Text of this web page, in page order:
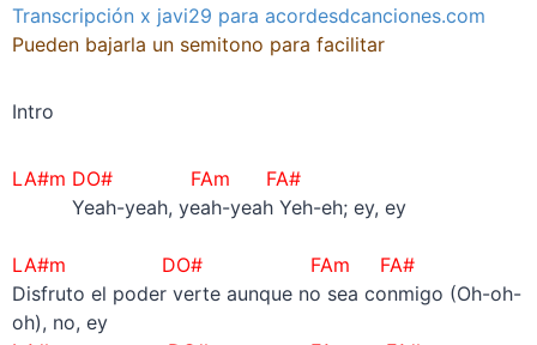
Transcripción x javi29 para acordesdcanciones.com
Pueden bajarla un semitono para facilitar
Intro
LA#m DO# FAm FA#
Yeah-yeah, yeah-yeah Yeh-eh; ey, ey
LA#m DO# FAm FA#
Disfruto el poder verte aunque no sea conmigo (Oh-oh-
oh), no, ey